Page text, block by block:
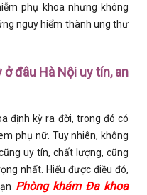
phụ khoa nhưng không
nguy hiểm thành ung thư
đâu Hà Nội uy tín, an
định kỳ ra đời, trong đó có
phụ nữ. Tuy nhiên, không
uy tín, chất lượng, cũng
nhất. Hiểu được điều đó,
Phòng khám Đa khoa